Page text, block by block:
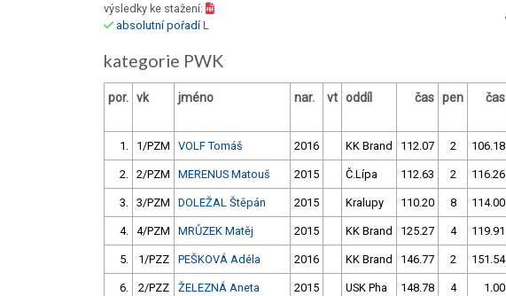
výsledky ke stažení:
absolutní pořadíL
kategorie PWK
por. vk jméno nar. vt oddíl čas pen čas
1. 1/PZM VOLF Tomáš 2016 KK Brand 112.07 2 106.18
2. 2/PZM MERENUS Matouš 2015 Č.Lípa 112.63 2 116.26
3. 3/PZM DOLEŽAL Štěpán 2015 Kralupy 110.20 8 114.00
4. 4/PZM MRŮZEK Matěj 2015 KK Brand 125.27 4 119.91
5. 1/PZZ PEŠKOVÁ Adéla 2016 KK Brand 146.77 2 151.54
6. 2/PZZ ŽELEZNÁ Aneta 2015 USK Pha 148.78 4 1.00